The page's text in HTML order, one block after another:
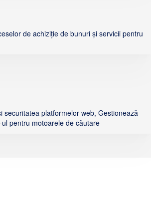
de achiziție de bunuri și servicii pentru
securitatea platformelor web, Gestionează
pentru motoarele de căutare